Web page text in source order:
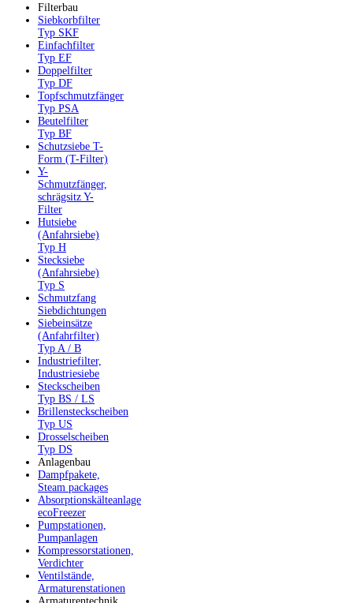
Filterbau
Siebkorbfilter
Typ SKF
Einfachfilter
Typ EF
Doppelfilter
Typ DF
Topfschmutzfänger
Typ PSA
Beutelfilter
Typ BF
Schutzsiebe T-
Form (T-Filter)
Y-
Schmutzfänger,
schrägsitz Y-
Filter
Hutsiebe
(Anfahrsiebe)
Typ H
Stecksiebe
(Anfahrsiebe)
Typ S
Schmutzfang
Siebdichtungen
Siebeinsätze
(Anfahrfilter)
Typ A / B
Industriefilter,
Industriesiebe
Steckscheiben
Typ BS / LS
Brillensteckscheiben
Typ US
Drosselscheiben
Typ DS
Anlagenbau
Dampfpakete,
Steam packages
Absorptionskälteanlage
ecoFreezer
Pumpstationen,
Pumpanlagen
Kompressorstationen,
Verdichter
Ventilstände,
Armaturenstationen